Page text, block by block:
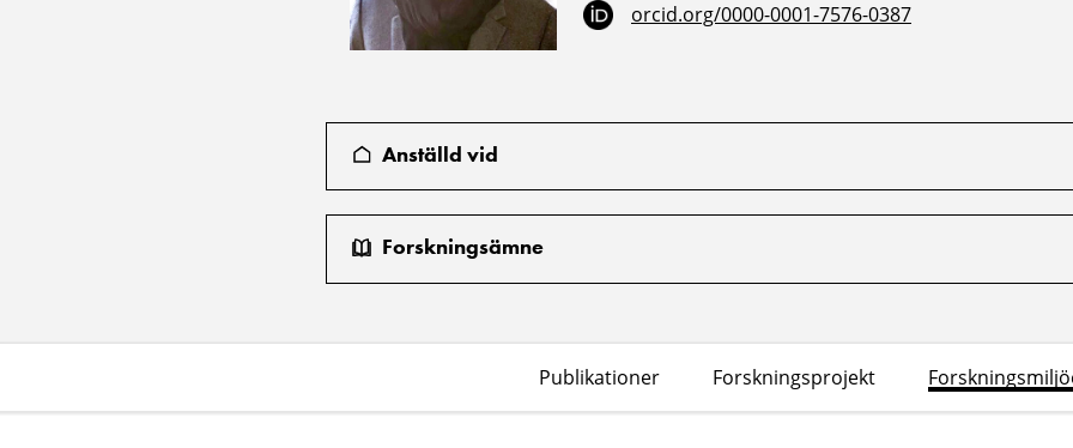
orcid.org/0000-0001-7576-0387
Anställd vid
Forskningsämne
Publikationer Forskningsprojekt